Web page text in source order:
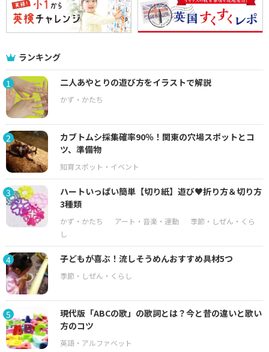
ランキング
1 二人あやとりの遊び方をイラストで解説
2
カブトムシ採集確率90％！関東の穴場スポットとコ
ツ、準備物
3
ハートいっぱい簡単【切り紙】遊び♥折り方＆切り方
3種類
4 子どもが喜ぶ！流しそうめんおすすめ具材5つ
5
現代版「ABCの歌」の歌詞とは？今と昔の違いと歌い
方のコツ